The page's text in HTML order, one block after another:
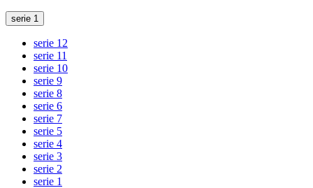
serie 1
serie 12
serie 11
serie 10
serie 9
serie 8
serie 6
serie 7
serie 5
serie 4
serie 3
serie 2
serie 1